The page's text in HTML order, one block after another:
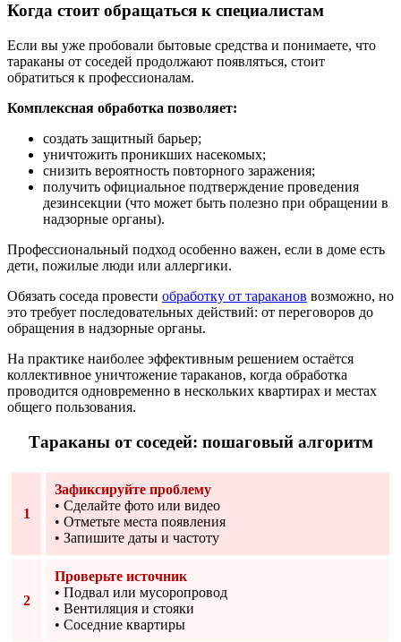
Когда стоит обращаться к специалистам
Если вы уже пробовали бытовые средства и понимаете, что
тараканы от соседей продолжают появляться, стоит
обратиться к профессионалам.
Комплексная обработка позволяет:
создать защитный барьер;
уничтожить проникших насекомых;
снизить вероятность повторного заражения;
получить официальное подтверждение проведения
дезинсекции (что может быть полезно при обращении в
надзорные органы).
Профессиональный подход особенно важен, если в доме есть
дети, пожилые люди или аллергики.
Обязать соседа провести обработку от тараканов возможно, но
это требует последовательных действий: от переговоров до
обращения в надзорные органы.
На практике наиболее эффективным решением остаётся
коллективное уничтожение тараканов, когда обработка
проводится одновременно в нескольких квартирах и местах
общего пользования.
Тараканы от соседей: пошаговый алгоритм
1
Зафиксируйте проблему
• Сделайте фото или видео
• Отметьте места появления
• Запишите даты и частоту
2
Проверьте источник
• Подвал или мусоропровод
• Вентиляция и стояки
• Соседние квартиры